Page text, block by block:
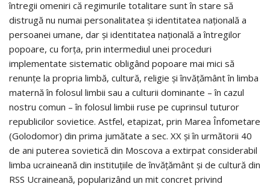
întregii omeniri că regimurile totalitare sunt în stare să
distrugă nu numai personalitatea şi identitatea naţională a
persoanei umane, dar şi identitatea naţională a întregilor
popoare, cu forţa, prin intermediul unei proceduri
implementate sistematic obligând popoare mai mici să
renunţe la propria limbă, cultură, religie şi învăţământ în limba
maternă în folosul limbii sau a culturii dominante – în cazul
nostru comun – în folosul limbii ruse pe cuprinsul tuturor
republicilor sovietice. Astfel, etapizat, prin Marea Înfometare
(Golodomor) din prima jumătate a sec. XX şi în următorii 40
de ani puterea sovietică din Moscova a extirpat considerabil
limba ucraineană din instituţiile de învăţământ şi de cultură din
RSS Ucraineană, popularizând un mit concret privind